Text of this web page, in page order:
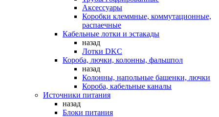
Аксессуары
Коробки клеммные, коммутационные,
распаечные
Кабельные лотки и эстакады
назад
Лотки DKC
Короба, лючки, колонны, фальшпол
назад
Колонны, напольные башенки, лючки
Короба, кабельные каналы
Источники питания
назад
Блоки питания